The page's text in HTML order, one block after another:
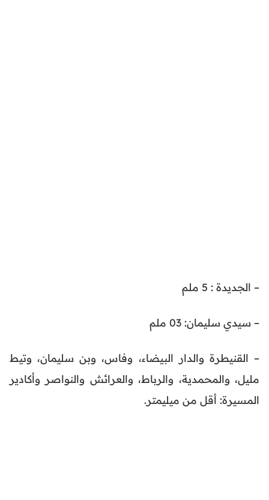
– الجديدة : 5 ملم
– سيدي سليمان: 03 ملم
– القنيطرة والدار البيضاء، وفاس، وبن سليمان، وتيط
مليل، والمحمدية، والرباط، والعرائش والنواصر وأكادير
المسيرة: أقل من ميليمتر.